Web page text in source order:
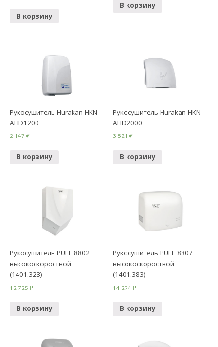
В корзину
В корзину
Рукосушитель Hurakan HKN-
AHD1200
2 147₽
В корзину
Рукосушитель Hurakan HKN-
AHD2000
3 521₽
В корзину
Рукосушитель PUFF 8802
высокоскоростной
(1401.323)
12 725₽
В корзину
Рукосушитель PUFF 8807
высокоскоростной
(1401.383)
14 274₽
В корзину